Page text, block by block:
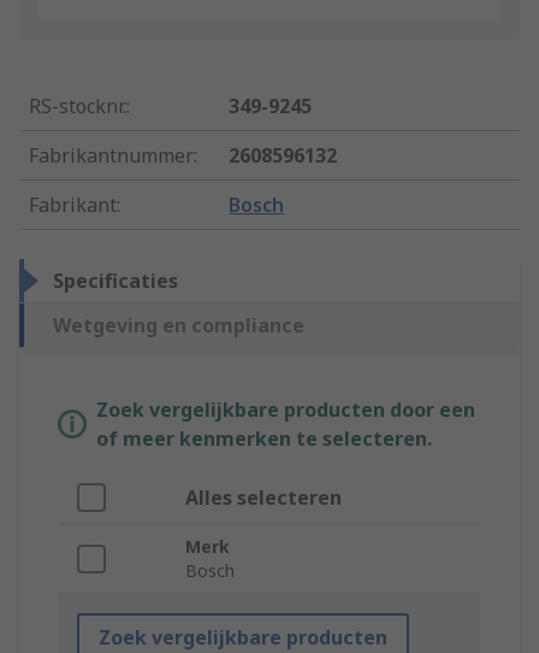
RS-stocknr.:
349-9245
Fabrikantnummer:
2608596132
Fabrikant: Bosch
Specificaties
Wetgeving en compliance
Zoek vergelijkbare producten door een
of meer kenmerken te selecteren.
Alles selecteren
Merk
Bosch
Zoek vergelijkbare producten